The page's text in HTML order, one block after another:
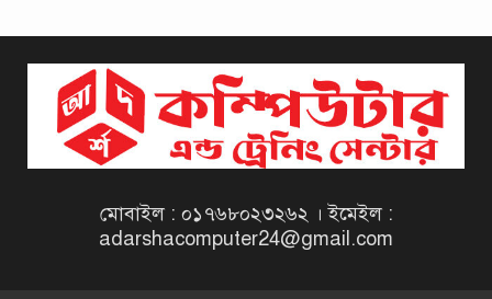
বিজ্ঞপ্তি ২০২৬ | Taxes Zone
Dinajpur Job Circular 2026
বেসরকারি সংস্থা সেতু (SETU)
Job Circular 2026
মোবাইল : ০১৭৬৮০২৩২৬২ । ইমেইল :
adarshacomputer24@gmail.com